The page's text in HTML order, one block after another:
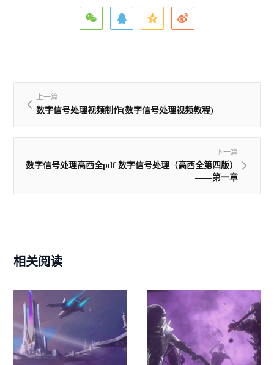
上一篇
数字信号处理视频制作(数字信号处理视频教程)
下一篇
数字信号处理高西全pdf 数字信号处理（高西全第四版）
——第一章
相关阅读